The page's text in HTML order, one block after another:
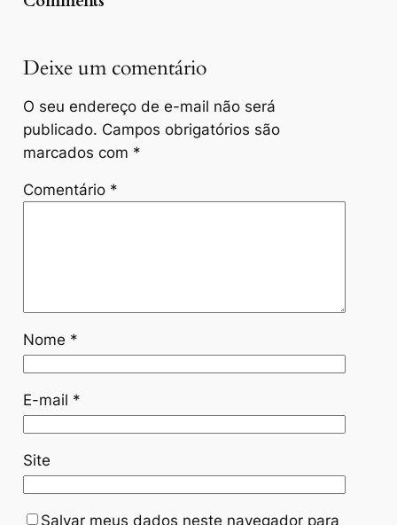
Deixe um comentário
O seu endereço de e-mail não será
publicado. Campos obrigatórios são
marcados com *
Comentário *
Nome *
E-mail *
Site
Salvar meus dados neste navegador para